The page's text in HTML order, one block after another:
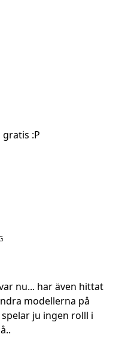
:P
nu... har även hittat
modellerna på
ju ingen rolll i